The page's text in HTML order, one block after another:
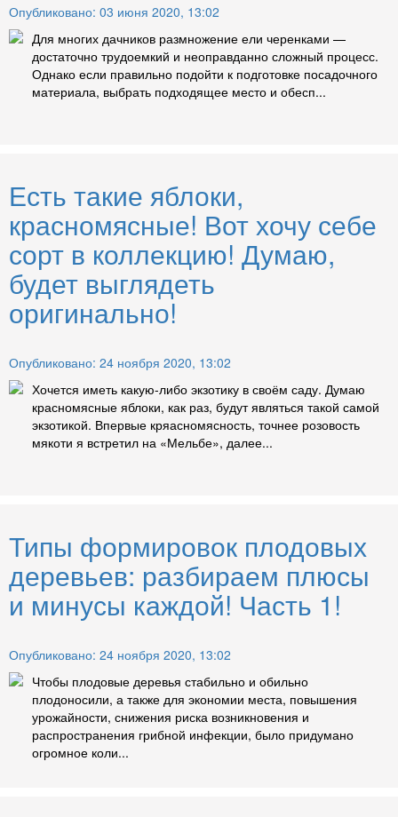
Опубликовано: 03 июня 2020, 13:02
Для многих дачников размножение ели черенками —
достаточно трудоемкий и неоправданно сложный процесс.
Однако если правильно подойти к подготовке посадочного
материала, выбрать подходящее место и обесп...
Есть такие яблоки,
красномясные! Вот хочу себе
сорт в коллекцию! Думаю,
будет выглядеть
оригинально!
Опубликовано: 24 ноября 2020, 13:02
Хочется иметь какую-либо экзотику в своём саду. Думаю
красномясные яблоки, как раз, будут являться такой самой
экзотикой. Впервые кряасномясность, точнее розовость
мякоти я встретил на «Мельбе», далее...
Типы формировок плодовых
деревьев: разбираем плюсы
и минусы каждой! Часть 1!
Опубликовано: 24 ноября 2020, 13:02
Чтобы плодовые деревья стабильно и обильно
плодоносили, а также для экономии места, повышения
урожайности, снижения риска возникновения и
распространения грибной инфекции, было придумано
огромное коли...